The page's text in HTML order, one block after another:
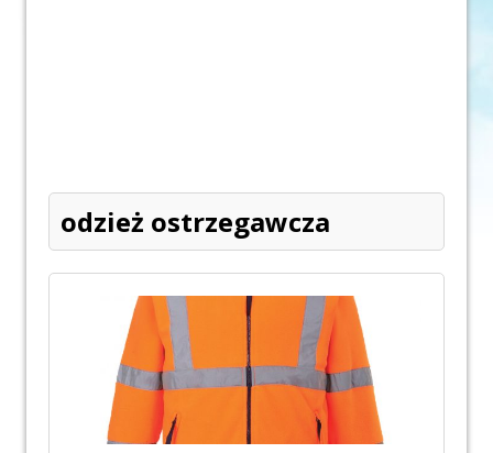
odzież ostrzegawcza